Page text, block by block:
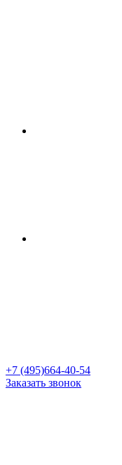
+7 (495)664-40-54
Заказать звонок